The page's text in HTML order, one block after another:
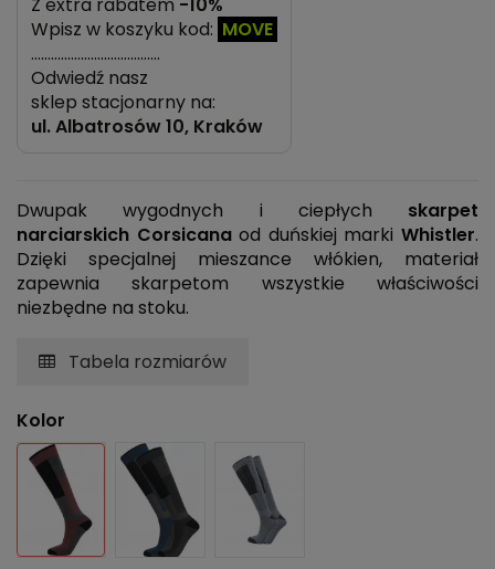
Wpisz w koszyku kod: MOVE
…………………………………
Odwiedź nasz
sklep stacjonarny na:
ul.Albatrosów 10, Kraków
Dwupak wygodnych i ciepłych skarpet
narciarskich Corsicanaod duńskiej markiWhistler.
Dzięki specjalnej mieszance włókien, materiał
zapewnia skarpetom wszystkie właściwości
niezbędne na stoku.
Tabela rozmiarów
Kolor
Granatowy
Niebieski
Czarno-szary